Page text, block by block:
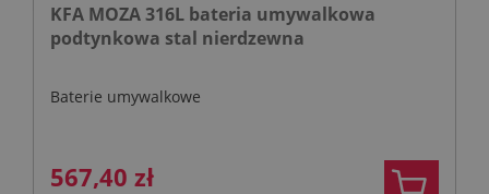
KFA MOZA 316L bateria umywalkowa
podtynkowa stal nierdzewna
Baterie umywalkowe
567,40 zł